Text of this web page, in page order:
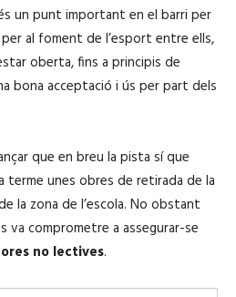
un punt important en el barri per
al foment de l’esport entre ells,
oberta, fins a principis de
bona acceptació i ús per part dels
que en breu la pista sí que
terme unes obres de retirada de la
la zona de l’escola. No obstant
va comprometre a assegurar-se
no lectives.